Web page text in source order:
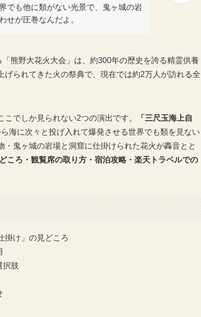
でも他に類がない光景で、鬼ヶ城の岩
せが圧巻なんだよ。
熊野大花火大会」は、約300年の歴史を誇る精霊供養
られてきた火の祭典で、現在では約2万人が訪れる全
でしか見られない2つの演出です。
「三尺玉海上自
に次々と投げ入れて爆発させる世界でも類を見ない
鬼ヶ城の岩場と洞窟に仕掛けられた花火が轟音とと
ころ・観覧席の取り方・宿泊攻略・楽天トラベルでの
掛け」の見どころ
択肢